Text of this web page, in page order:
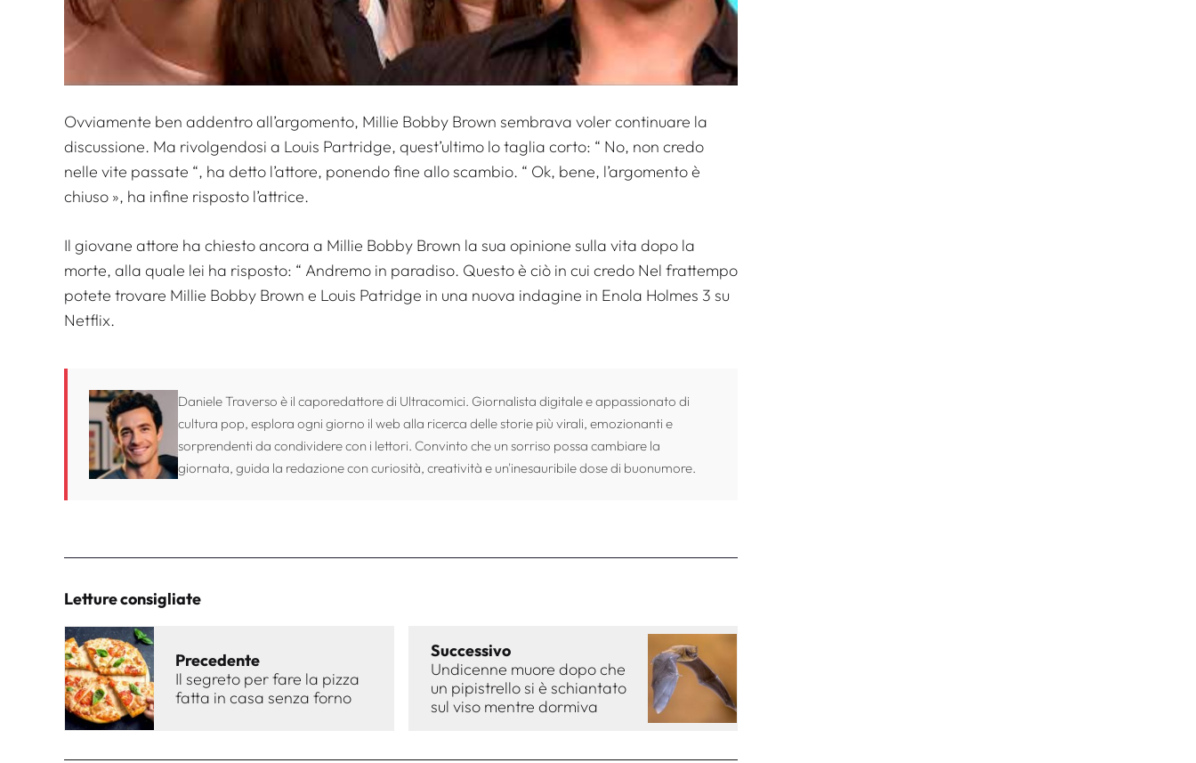
Ovviamente ben addentro all’argomento, Millie Bobby Brown sembrava voler continuare la
discussione. Ma rivolgendosi a Louis Partridge, quest’ultimo lo taglia corto: “ No, non credo
nelle vite passate “, ha detto l’attore, ponendo fine allo scambio. “ Ok, bene, l’argomento è
chiuso », ha infine risposto l’attrice.
Il giovane attore ha chiesto ancora a Millie Bobby Brown la sua opinione sulla vita dopo la
morte, alla quale lei ha risposto: “ Andremo in paradiso. Questo è ciò in cui credo Nel frattempo
potete trovare Millie Bobby Brown e Louis Patridge in una nuova indagine in Enola Holmes 3 su
Netflix.
Daniele Traverso è il caporedattore di Ultracomici. Giornalista digitale e appassionato di
cultura pop, esplora ogni giorno il web alla ricerca delle storie più virali, emozionanti e
sorprendenti da condividere con i lettori. Convinto che un sorriso possa cambiare la
giornata, guida la redazione con curiosità, creatività e un'inesauribile dose di buonumore.
Letture consigliate
Precedente
Il segreto per fare la pizza
fatta in casa senza forno
Successivo
Undicenne muore dopo che
un pipistrello si è schiantato
sul viso mentre dormiva